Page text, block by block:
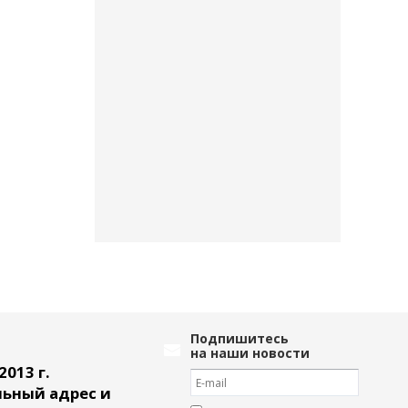
г.
адрес и
Подпишитесь
на наши новости